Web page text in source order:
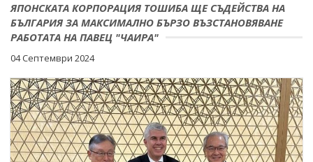
ЯПОНСКАТА КОРПОРАЦИЯ ТОШИБА ЩЕ СЪДЕЙСТВА НА
БЪЛГАРИЯ ЗА МАКСИМАЛНО БЪРЗО ВЪЗСТАНОВЯВАНЕ
РАБОТАТА НА ПАВЕЦ "ЧАИРА"
04 Септември 2024